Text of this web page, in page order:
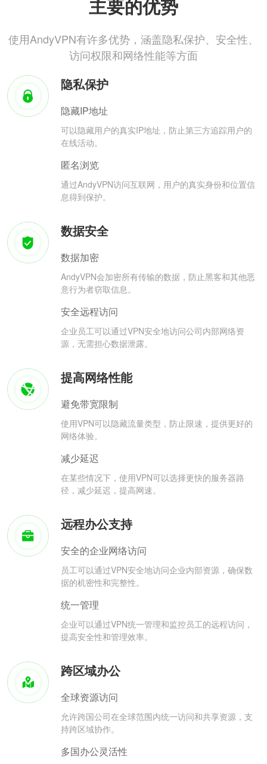
主要的优势
使用AndyVPN有许多优势，涵盖隐私保护、安全性、
访问权限和网络性能等方面
隐私保护
隐藏IP地址
可以隐藏用户的真实IP地址，防止第三方追踪用户的
在线活动。
匿名浏览
通过AndyVPN访问互联网，用户的真实身份和位置信
息得到保护。
数据安全
数据加密
AndyVPN会加密所有传输的数据，防止黑客和其他恶
意行为者窃取信息。
安全远程访问
企业员工可以通过VPN安全地访问公司内部网络资
源，无需担心数据泄露。
提高网络性能
避免带宽限制
使用VPN可以隐藏流量类型，防止限速，提供更好的
网络体验。
减少延迟
在某些情况下，使用VPN可以选择更快的服务器路
径，减少延迟，提高网速。
远程办公支持
安全的企业网络访问
员工可以通过VPN安全地访问企业内部资源，确保数
据的机密性和完整性。
统一管理
企业可以通过VPN统一管理和监控员工的远程访问，
提高安全性和管理效率。
跨区域办公
全球资源访问
允许跨国公司在全球范围内统一访问和共享资源，支
持跨区域协作。
多国办公灵活性